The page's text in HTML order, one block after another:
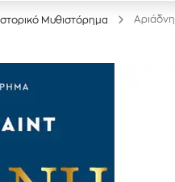
Μυθιστόρημα Αριάδνη